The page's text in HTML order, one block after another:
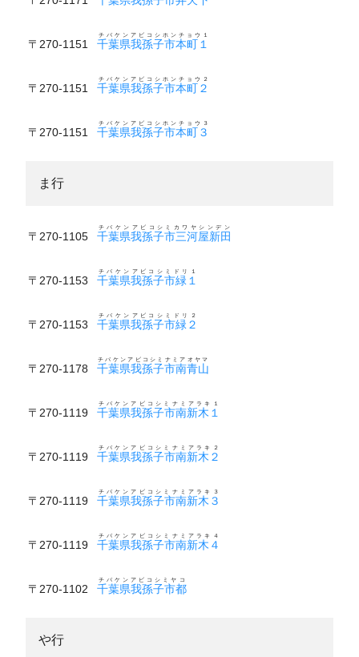
〒270-1151 千葉県我孫子市本町１
チバケンアビコシホンチョウ１
〒270-1151 千葉県我孫子市本町２
チバケンアビコシホンチョウ２
〒270-1151 千葉県我孫子市本町３
チバケンアビコシホンチョウ３
ま行
〒270-1105 千葉県我孫子市三河屋新田
チバケンアビコシミカワヤシンデン
〒270-1153 千葉県我孫子市緑１
チバケンアビコシミドリ１
〒270-1153 千葉県我孫子市緑２
チバケンアビコシミドリ２
〒270-1178 千葉県我孫子市南青山
チバケンアビコシミナミアオヤマ
〒270-1119 千葉県我孫子市南新木１
チバケンアビコシミナミアラキ１
〒270-1119 千葉県我孫子市南新木２
チバケンアビコシミナミアラキ２
〒270-1119 千葉県我孫子市南新木３
チバケンアビコシミナミアラキ３
〒270-1119 千葉県我孫子市南新木４
チバケンアビコシミナミアラキ４
〒270-1102 千葉県我孫子市都
チバケンアビコシミヤコ
や行